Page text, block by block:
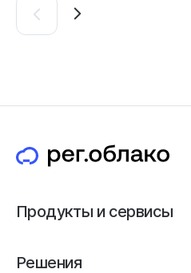
Продукты и сервисы
Решения